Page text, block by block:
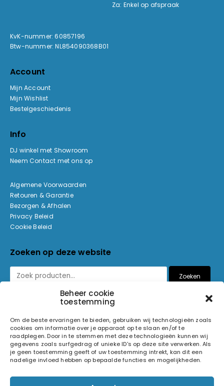
Beheer cookie
toestemming
Om de beste ervaringen te bieden, gebruiken wij technologieën zoals
cookies om informatie over je apparaat op te slaan en/of te
raadplegen. Door in te stemmen met deze technologieën kunnen wij
gegevens zoals surfgedrag of unieke ID's op deze site verwerken. Als
je geen toestemming geeft of uw toestemming intrekt, kan dit een
nadelige invloed hebben op bepaalde functies en mogelijkheden.
Za: Enkel op afspraak
KvK-nummer: 60857196
Btw-nummer: NL854090368B01
Account
Mijn Account
Mijn Wishlist
Bestelgeschiedenis
Info
DJ winkel met Showroom
Neem Contact met ons op
Algemene Voorwaarden
Retouren & Garantie
Bezorgen & Afhalen
Privacy Beleid
Cookie Beleid
Zoeken op deze website
Zoeken
© 2026 Light and Sound Factory. Alle rechten voorbehouden.